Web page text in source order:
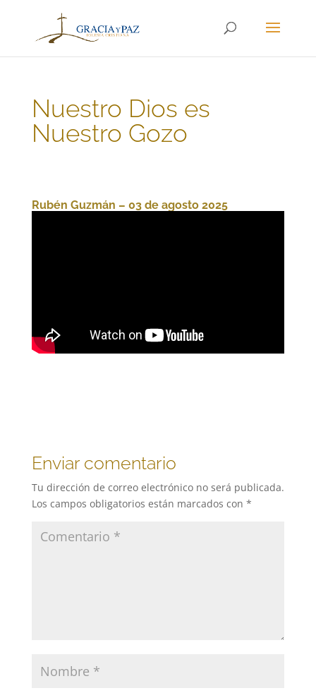
Nuestro Dios es
Nuestro Gozo
Rubén Guzmán – 03 de agosto 2025
Enviar comentario
Tu dirección de correo electrónico no será publicada.
Los campos obligatorios están marcados con *